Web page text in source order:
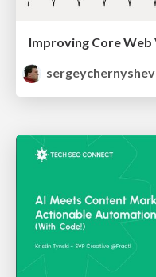
sergeychernyshev